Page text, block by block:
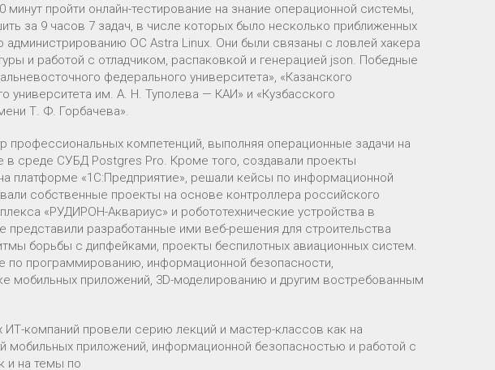
пройти онлайн-тестирование на знание операционной системы,
за 9 часов 7 задач, в числе которых было несколько приближенных
ОС Astra Linux. Они были связаны с ловлей хакера
и работой с отладчиком, распаковкой и генерацией json. Победные
федерального университета», «Казанского
университета им. А. Н. Туполева — КАИ» и «Кузбасского
Т. Ф. Горбачева».
компетенций, выполняя операционные задачи на
в среде СУБД Postgres Pro. Кроме того, создавали проекты
платформе «1С:Предприятие», решали кейсы по информационной
собственные проекты на основе контроллера российского
«РУДИРОН-Аквариус» и робототехнические устройства в
разработанные ими веб-решения для строительства
борьбы с дипфейками, проекты беспилотных авиационных систем.
по программированию, информационной безопасности,
мобильных приложений, 3D-моделированию и другим востребованным
компаний провели серию лекций и мастер-классов как на
мобильных приложений, информационной безопасностью и работой с
и на темы по